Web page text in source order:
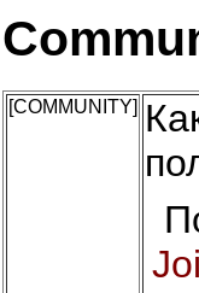
[COMMUNITY]